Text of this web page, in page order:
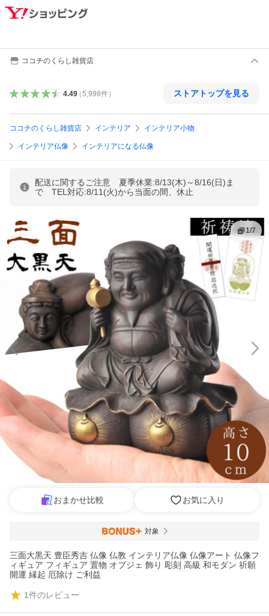
ココチのくらし雑貨店
4.49（5,998件） ストアトップを見る
ココチのくらし雑貨店 インテリア インテリア小物
インテリア仏像 インテリアになる仏像
配送に関するご注意 夏季休業:8/13(木)～8/16(日)ま
で TEL対応:8/11(火)から当面の間、休止
1/7
おまかせ比較 お気に入り
対象
三面大黒天 豊臣秀吉 仏像 仏教 インテリア仏像 仏像アート 仏像フ
ィギュア フィギュア 置物 オブジェ 飾り 彫刻 高級 和モダン 祈願
開運 縁起 厄除け ご利益
1件のレビュー